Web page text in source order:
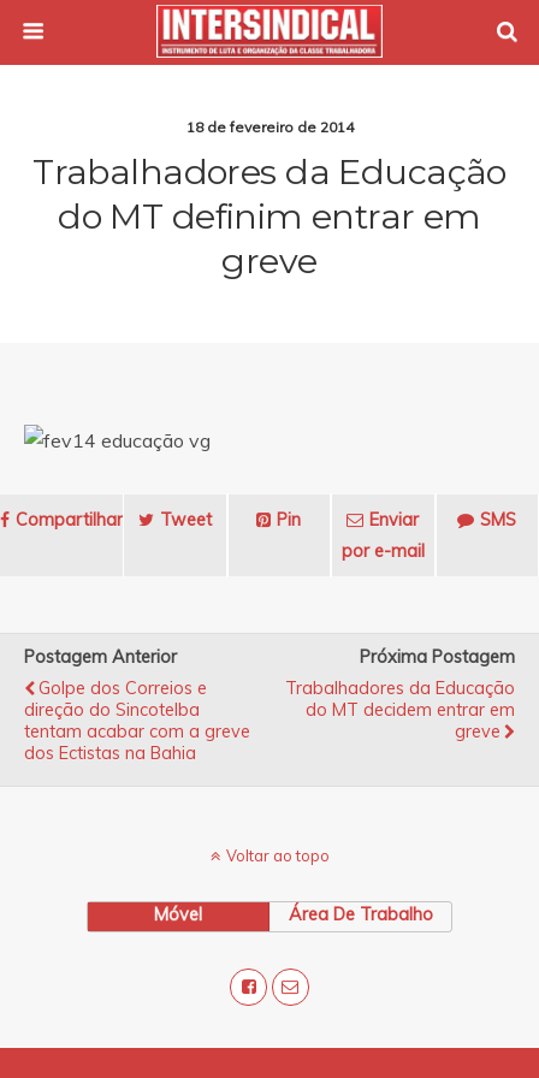
18 de fevereiro de 2014
Trabalhadores da Educação
do MT definim entrar em
greve
Compartilhar Tweet Pin
Enviar
por e-mail
SMS
Postagem Anterior
Golpe dos Correios e
direção do Sincotelba
tentam acabar com a greve
dos Ectistas na Bahia
Próxima Postagem
Trabalhadores da Educação
do MT decidem entrar em
greve
Voltar ao topo
Móvel Área De Trabalho